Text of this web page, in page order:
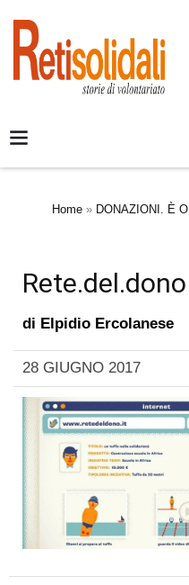
Home » DONAZIONI. È
Rete.del.dono
di Elpidio Ercolanese
28 GIUGNO 2017